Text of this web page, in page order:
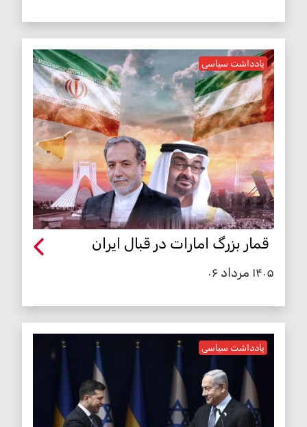
یادداشت سیاسی
قمار بزرگ امارات در قبال ایران
۱۴۰۵ مرداد ۰۶
یادداشت سیاسی